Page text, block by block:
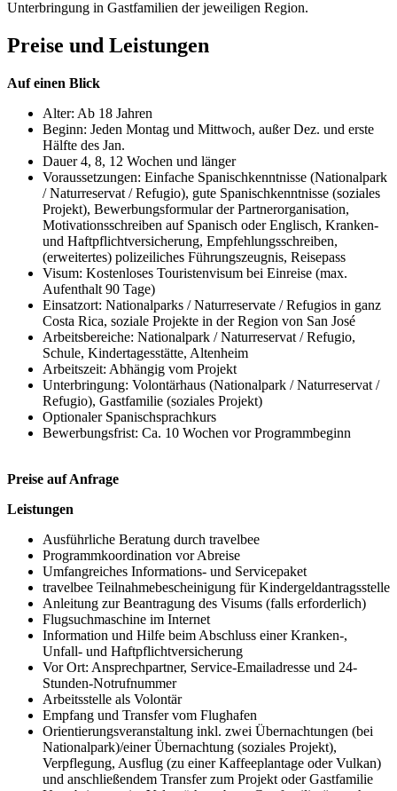
Unterbringung in Gastfamilien der jeweiligen Region.
Preise und Leistungen
Auf einen Blick
Alter: Ab 18 Jahren
Beginn: Jeden Montag und Mittwoch, außer Dez. und erste
Hälfte des Jan.
Dauer 4, 8, 12 Wochen und länger
Voraussetzungen: Einfache Spanischkenntnisse (Nationalpark
/ Naturreservat / Refugio), gute Spanischkenntnisse (soziales
Projekt), Bewerbungsformular der Partnerorganisation,
Motivationsschreiben auf Spanisch oder Englisch, Kranken-
und Haftpflichtversicherung, Empfehlungsschreiben,
(erweitertes) polizeiliches Führungszeugnis, Reisepass
Visum: Kostenloses Touristenvisum bei Einreise (max.
Aufenthalt 90 Tage)
Einsatzort: Nationalparks / Naturreservate / Refugios in ganz
Costa Rica, soziale Projekte in der Region von San José
Arbeitsbereiche: Nationalpark / Naturreservat / Refugio,
Schule, Kindertagesstätte, Altenheim
Arbeitszeit: Abhängig vom Projekt
Unterbringung: Volontärhaus (Nationalpark / Naturreservat /
Refugio), Gastfamilie (soziales Projekt)
Optionaler Spanischsprachkurs
Bewerbungsfrist: Ca. 10 Wochen vor Programmbeginn
Preise auf Anfrage
Leistungen
Ausführliche Beratung durch travelbee
Programmkoordination vor Abreise
Umfangreiches Informations- und Servicepaket
travelbee Teilnahmebescheinigung für Kindergeldantragsstelle
Anleitung zur Beantragung des Visums (falls erforderlich)
Flugsuchmaschine im Internet
Information und Hilfe beim Abschluss einer Kranken-,
Unfall- und Haftpflichtversicherung
Vor Ort: Ansprechpartner, Service-Emailadresse und 24-
Stunden-Notrufnummer
Arbeitsstelle als Volontär
Empfang und Transfer vom Flughafen
Orientierungsveranstaltung inkl. zwei Übernachtungen (bei
Nationalpark)/einer Übernachtung (soziales Projekt),
Verpflegung, Ausflug (zu einer Kaffeeplantage oder Vulkan)
und anschließendem Transfer zum Projekt oder Gastfamilie